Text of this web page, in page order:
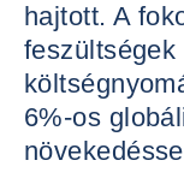
hajtott. A
feszültségek
6%-os